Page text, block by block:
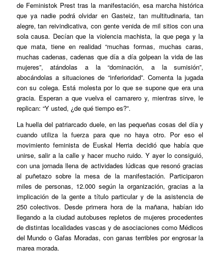
de Feministok Prest tras la manifestación, esa marcha histórica
que ya nadie podrá olvidar en Gasteiz, tan multitudinaria, tan
alegre, tan reivindicativa, con gente venida de mil sitios con una
sola causa. Decían que la violencia machista, la que pega y la
que mata, tiene en realidad “muchas formas, muchas caras,
muchas cadenas, cadenas que día a día golpean la vida de las
mujeres”, atándolas a la “dominación, a la sumisión”,
abocándolas a situaciones de “inferioridad”. Comenta la jugada
con su colega. Está molesta por lo que se supone que era una
gracia. Esperan a que vuelva el camarero y, mientras sirve, le
replican: “Y usted, ¿de qué tiempo es?”.
La huella del patriarcado duele, en las pequeñas cosas del día y
cuando utiliza la fuerza para que no haya otro. Por eso el
movimiento feminista de Euskal Herria decidió que había que
unirse, salir a la calle y hacer mucho ruido. Y ayer lo consiguió,
con una jornada llena de actividades lúdicas que resonó gracias
al puñetazo sobre la mesa de la manifestación. Participaron
miles de personas, 12.000 según la organización, gracias a la
implicación de la gente a título particular y de la asistencia de
250 colectivos. Desde primera hora de la mañana, habían ido
llegando a la ciudad autobuses repletos de mujeres procedentes
de distintas localidades vascas y de asociaciones como Médicos
del Mundo o Gafas Moradas, con ganas terribles por engrosar la
marea morada.